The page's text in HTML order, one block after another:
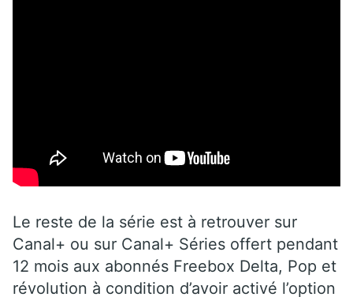
Le reste de la série est à retrouver sur
Canal+ ou sur Canal+ Séries offert pendant
12 mois aux abonnés Freebox Delta, Pop et
révolution à condition d’avoir activé l’option